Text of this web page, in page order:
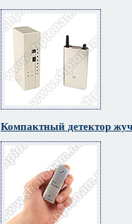
Компактный детектор